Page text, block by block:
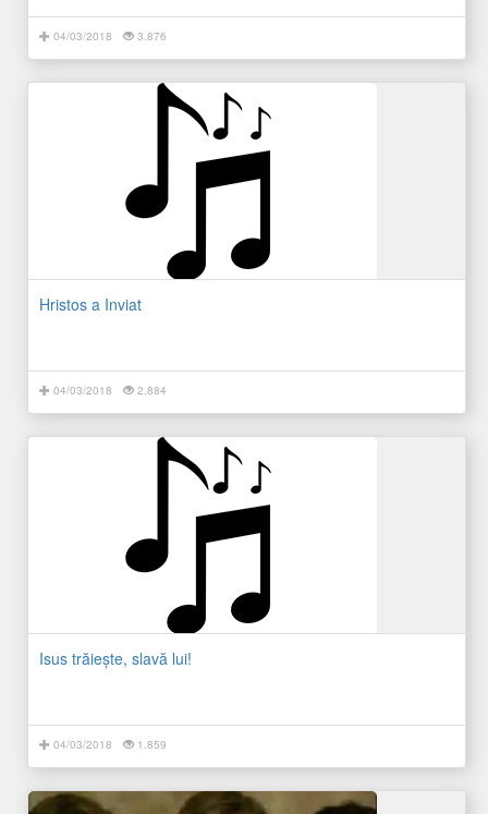
04/03/2018 3.876
Hristos a Inviat
04/03/2018 2.884
Isus trăieşte, slavă lui!
04/03/2018 1.859